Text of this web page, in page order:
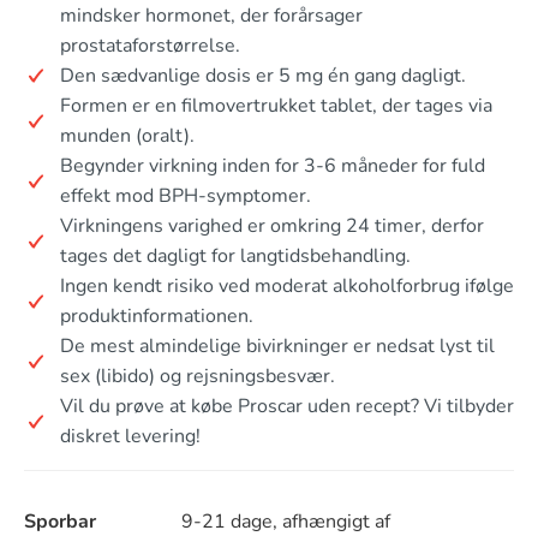
mindsker hormonet, der forårsager
prostataforstørrelse.
Den sædvanlige dosis er 5 mg én gang dagligt.
Formen er en filmovertrukket tablet, der tages via
munden (oralt).
Begynder virkning inden for 3-6 måneder for fuld
effekt mod BPH-symptomer.
Virkningens varighed er omkring 24 timer, derfor
tages det dagligt for langtidsbehandling.
Ingen kendt risiko ved moderat alkoholforbrug ifølge
produktinformationen.
De mest almindelige bivirkninger er nedsat lyst til
sex (libido) og rejsningsbesvær.
Vil du prøve at købe Proscar uden recept? Vi tilbyder
diskret levering!
Sporbar
9-21 dage, afhængigt af